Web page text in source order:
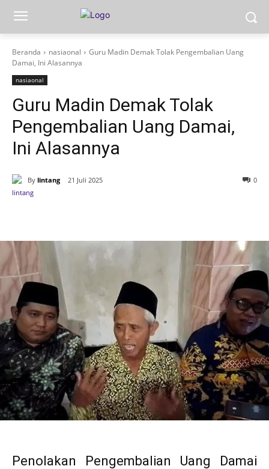
Beranda nasiaonal
Guru Madin Demak Tolak Pengembalian Uang
Damai, Ini Alasannya
nasiaonal
Guru Madin Demak Tolak
Pengembalian Uang Damai,
Ini Alasannya
By lintang 21 Juli 2025 0
Penolakan Pengembalian Uang Damai